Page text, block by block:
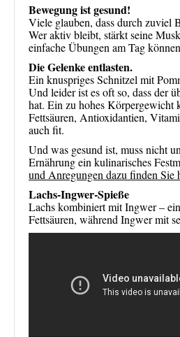
Bewegung ist gesund!
Viele glauben, dass durch zuviel
Wer aktiv bleibt, stärkt seine
einfache Übungen am Tag
Die Gelenke entlasten.
Ein knuspriges Schnitzel mit
Und leider ist es oft so, dass der
hat. Ein zu hohes Körpergewicht
Fettsäuren, Antioxidantien,
auch fit.
Und was gesund ist, muss nicht
Ernährung ein kulinarisches
und Anregungen dazu finden Sie
Lachs-Ingwer-Spieße
Lachs kombiniert mit Ingwer –
Fettsäuren, während Ingwer mit